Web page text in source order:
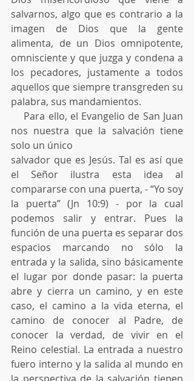
salvarnos, algo que es contrario a la
imagen de Dios que la gente
alimenta, de un Dios omnipotente,
omnisciente y que juzga y condena a
los pecadores, justamente a todos
aquellos que siempre transgreden su
palabra, sus mandamientos.
nos nuestra que la salvación tiene
solo un único
salvador que es Jesús. Tal es así que
el Señor ilustra esta idea al
compararse con una puerta, - “Yo soy
la puerta” (Jn 10:9) - por la cual
podemos salir y entrar. Pues la
función de una puerta es separar dos
espacios marcando no sólo la
entrada y la salida, sino básicamente
el lugar por donde pasar: la puerta
abre y cierra un camino, y en este
caso, el camino a la vida eterna, el
camino de conocer al Padre, de
conocer la verdad, de vivir en el
Reino celestial. La entrada a nuestro
fuero interno y la salida al mundo en